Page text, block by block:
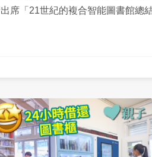
席「21世紀的複合智能圖書館總